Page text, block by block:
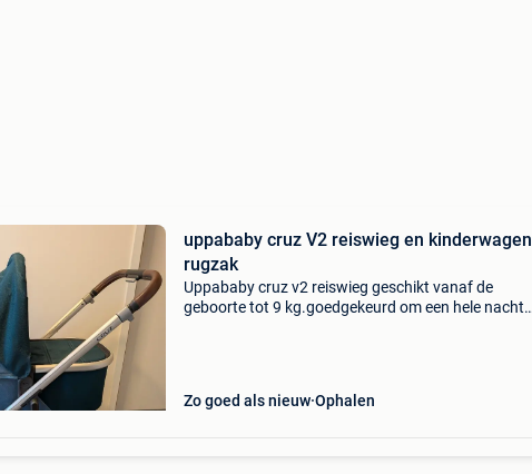
uppababy cruz V2 reiswieg en kinderwagen
rugzak
Uppababy cruz v2 reiswieg geschikt vanaf de
geboorte tot 9 kg.goedgekeurd om een hele nacht
Zo goed als nieuw Ophalen